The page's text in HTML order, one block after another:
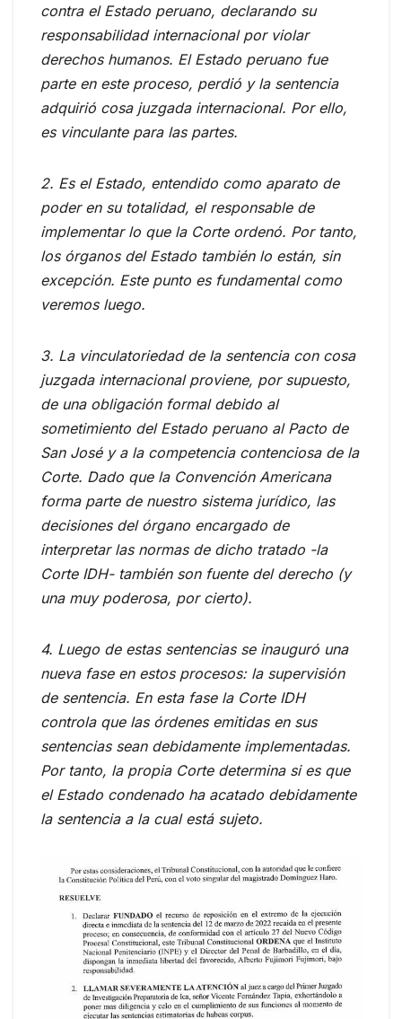
contra el Estado peruano, declarando su
responsabilidad internacional por violar
derechos humanos. El Estado peruano fue
parte en este proceso, perdió y la sentencia
adquirió cosa juzgada internacional. Por ello,
es vinculante para las partes.
2. Es el Estado, entendido como aparato de
poder en su totalidad, el responsable de
implementar lo que la Corte ordenó. Por tanto,
los órganos del Estado también lo están, sin
excepción. Este punto es fundamental como
veremos luego.
3. La vinculatoriedad de la sentencia con cosa
juzgada internacional proviene, por supuesto,
de una obligación formal debido al
sometimiento del Estado peruano al Pacto de
San José y a la competencia contenciosa de la
Corte. Dado que la Convención Americana
forma parte de nuestro sistema jurídico, las
decisiones del órgano encargado de
interpretar las normas de dicho tratado -la
Corte IDH- también son fuente del derecho (y
una muy poderosa, por cierto).
4. Luego de estas sentencias se inauguró una
nueva fase en estos procesos: la supervisión
de sentencia. En esta fase la Corte IDH
controla que las órdenes emitidas en sus
sentencias sean debidamente implementadas.
Por tanto, la propia Corte determina si es que
el Estado condenado ha acatado debidamente
la sentencia a la cual está sujeto.